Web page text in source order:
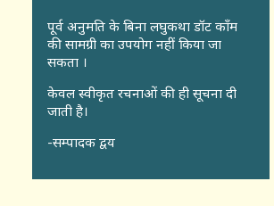
पूर्व अनुमति के बिना लघुकथा डॉट कॉंम
की सामग्री का उपयोग नहीं किया जा
सकता ।
केवल स्वीकृत रचनाओं की ही सूचना दी
जाती है।
-सम्पादक द्वय